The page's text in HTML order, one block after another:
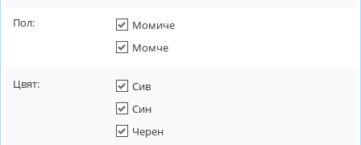
Пол:
Момиче
Момче
Цвят:
Сив
Син
Черен